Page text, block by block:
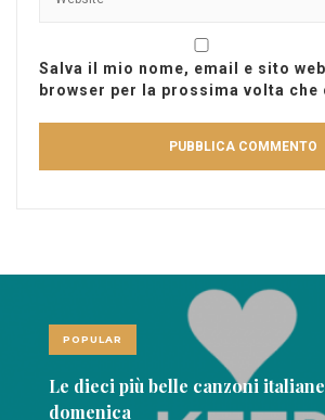
Salva il mio nome, email e sito
browser per la prossima volta che
POPULAR
Le dieci più belle canzoni
domenica